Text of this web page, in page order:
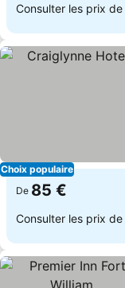
Consulter les prix de
Choix populaire
De 85 €
Consulter les prix de